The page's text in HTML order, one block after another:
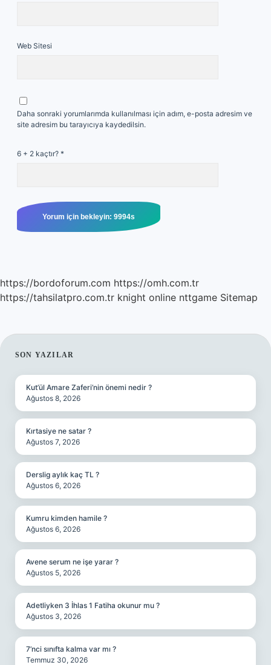
Web Sitesi
Daha sonraki yorumlarımda kullanılması için adım, e-posta adresim ve
site adresim bu tarayıcıya kaydedilsin.
6 + 2 kaçtır? *
https://bordoforum.com https://omh.com.tr
https://tahsilatpro.com.tr knight online nttgame Sitemap
SIDEBAR
SON YAZILAR
Kut’ül Amare Zaferi’nin önemi nedir ?
Ağustos 8, 2026
Kırtasiye ne satar ?
Ağustos 7, 2026
Derslig aylık kaç TL ?
Ağustos 6, 2026
Kumru kimden hamile ?
Ağustos 6, 2026
Avene serum ne işe yarar ?
Ağustos 5, 2026
Adetliyken 3 İhlas 1 Fatiha okunur mu ?
Ağustos 3, 2026
7’nci sınıfta kalma var mı ?
Temmuz 30, 2026